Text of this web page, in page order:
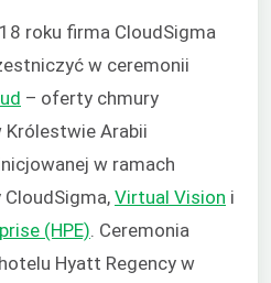
roku firma CloudSigma
w ceremonii
– oferty chmury
Królestwie Arabii
w ramach
Virtual Vision i
(HPE) . Ceremonia
Hyatt Regency w